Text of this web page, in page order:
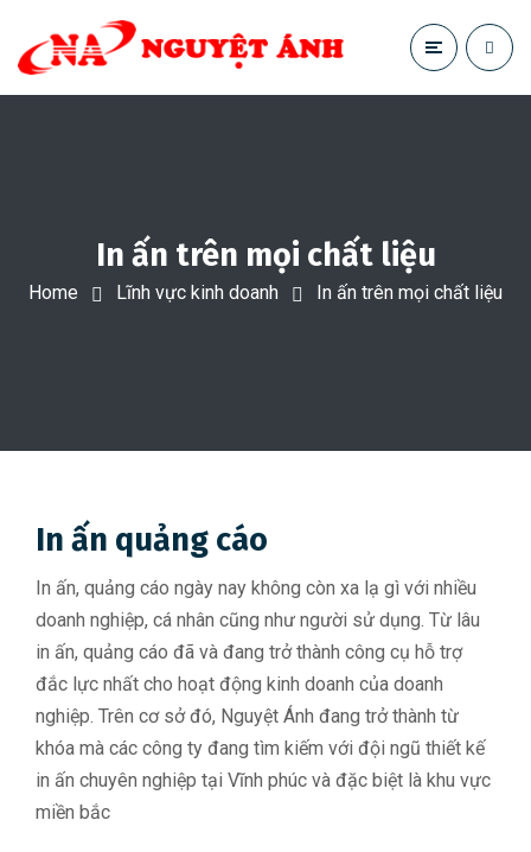
In ấn trên mọi chất liệu
Home Lĩnh vực kinh doanh In ấn trên mọi chất liệu
In ấn quảng cáo
In ấn, quảng cáo ngày nay không còn xa lạ gì với nhiều
doanh nghiệp, cá nhân cũng như người sử dụng. Từ lâu
in ấn, quảng cáo đã và đang trở thành công cụ hỗ trợ
đắc lực nhất cho hoạt động kinh doanh của doanh
nghiệp. Trên cơ sở đó, Nguyệt Ánh đang trở thành từ
khóa mà các công ty đang tìm kiếm với đội ngũ thiết kế
in ấn chuyên nghiệp tại Vĩnh phúc và đặc biệt là khu vực
miền bắc